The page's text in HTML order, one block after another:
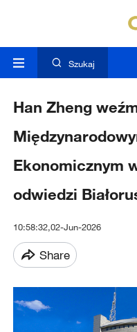
Szukaj
Han Zheng
Ekonomicznym
odwiedzi
10:58:32,02-Jun-2026
Share